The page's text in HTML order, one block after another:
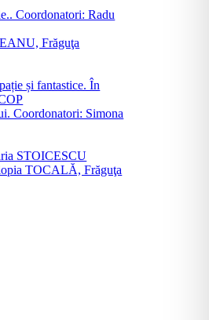
Coordonatori: Radu
Frăguţa
și fantastice. În
Coordonatori: Simona
STOICESCU
TOCALĂ, Frăguţa